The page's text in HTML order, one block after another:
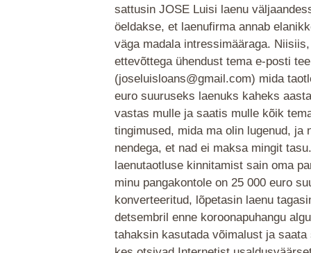
sattusin JOSE Luisi laenu
öeldakse, et laenufirma annab
väga madala intressimääraga.
ettevõttega ühendust tema e-posti
(joseluisloans@gmail.com) mida
euro suuruseks laenuks kaheks
vastas mulle ja saatis mulle kõik
tingimused, mida ma olin lugenud, ja
nendega, et nad ei maksa mingit
laenutaotluse kinnitamist sain oma
minu pangakontole on 25 000 euro
konverteeritud, lõpetasin laenu
detsembril enne koroonapuhangu
tahaksin kasutada võimalust ja saata